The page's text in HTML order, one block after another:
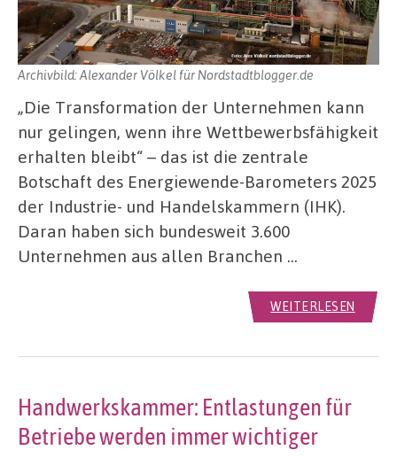
Archivbild: Alexander Völkel für Nordstadtblogger.de
„Die Transformation der Unternehmen kann
nur gelingen, wenn ihre Wettbewerbsfähigkeit
erhalten bleibt“ – das ist die zentrale
Botschaft des Energiewende-Barometers 2025
der Industrie- und Handelskammern (IHK).
Daran haben sich bundesweit 3.600
Unternehmen aus allen Branchen …
WEITERLESEN
Handwerkskammer: Entlastungen für
Betriebe werden immer wichtiger